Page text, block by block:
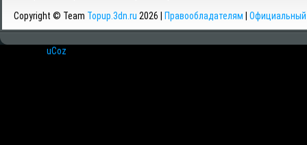
Copyright © Team Topup.3dn.ru 2026 | Правообладателям Официальный
uCoz